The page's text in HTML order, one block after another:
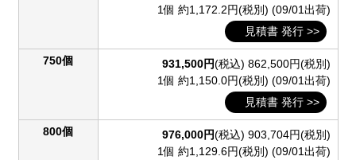
1個 約1,172.2円(税別) (09/01出荷)
見積書 発行 >>
750個 931,500円(税込) 862,500円(税別)
1個 約1,150.0円(税別) (09/01出荷)
見積書 発行 >>
800個 976,000円(税込) 903,704円(税別)
1個 約1,129.6円(税別) (09/01出荷)